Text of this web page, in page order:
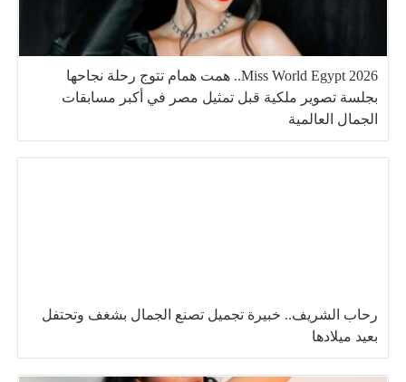
Miss World Egypt 2026.. همت همام تتوج رحلة نجاحها
بجلسة تصوير ملكية قبل تمثيل مصر في أكبر مسابقات
الجمال العالمية
رحاب الشريف.. خبيرة تجميل تصنع الجمال بشغف وتحتفل
بعيد ميلادها